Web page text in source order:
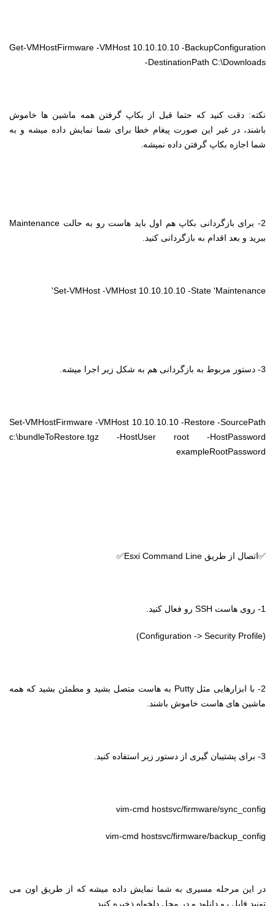
Get-VMHostFirmware -VMHost 10.10.10.10 -BackupConfiguration
-DestinationPath C:\Downloads
نکته: دقت کنید که حتما قبل از بکاپ گرفتن همه ماشین ها خاموش
باشند، در غیر این صورت پیغام خطا برای شما نمایش داده میشه و به
شما اجازه بکاپ گرفتن داده نمیشه.
2- برای بازگردانی بکاپ هم اول باید هاست رو به حالت
Maintenance
ببرید و بعد اقدام به بازگردانی کنید.
Set-VMHost -VMHost 10.10.10.10 -State 'Maintenance
'
3- دستور مربوط به بازگردانی هم به شکل زیر اجرا میشه.
Set-VMHostFirmware -VMHost 10.10.10.10 -Restore -SourcePath
c:\bundleToRestore.tgz -HostUser root -HostPassword
exampleRootPassword
✅اتصال از طریق Esxi Command Line
✅
1- روی هاست SSH رو فعال کنید.
(
Configuration -> Security Profile
)
2- با ابزارهایی مثل Putty به هاست متصل بشید و مطمئن بشید که همه
ماشین های هاست خاموش باشند.
3- برای پشتیبان گیری از دستور زیر استفاده کنید.
vim-cmd hostsvc/firmware/sync_config
vim-cmd hostsvc/firmware/backup_config
در این مرحله مسیری به شما نمایش داده میشه که از طریق اون می
تونید فایل رو دانلود و در محل دلخواه ذخیره کنید.